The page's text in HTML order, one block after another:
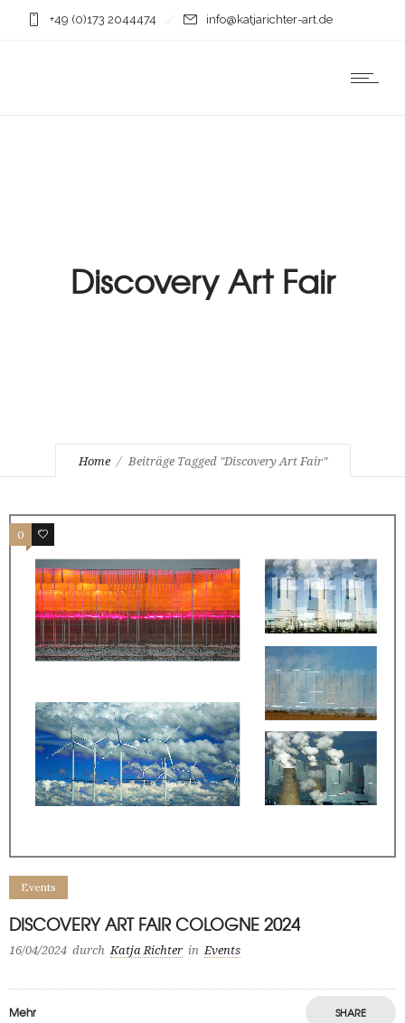
+49 (0)173 2044474 info@katjarichter-art.de
Discovery Art Fair
Home Beiträge Tagged "Discovery Art Fair"
0 0
Events
DISCOVERY ART FAIR COLOGNE 2024
16/04/2024 durch Katja Richter in Events
Mehr SHARE